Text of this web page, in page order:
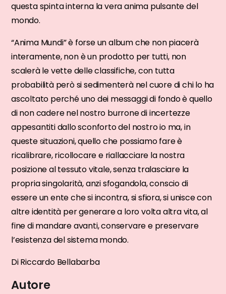
questa spinta interna la vera anima pulsante del
mondo.
“Anima Mundi” è forse un album che non piacerà
interamente, non è un prodotto per tutti, non
scalerà le vette delle classifiche, con tutta
probabilità però si sedimenterà nel cuore di chi lo ha
ascoltato perché uno dei messaggi di fondo è quello
di non cadere nel nostro burrone di incertezze
appesantiti dallo sconforto del nostro io ma, in
queste situazioni, quello che possiamo fare è
ricalibrare, ricollocare e riallacciare la nostra
posizione al tessuto vitale, senza tralasciare la
propria singolarità, anzi sfogandola, conscio di
essere un ente che si incontra, si sfiora, si unisce con
altre identità per generare a loro volta altra vita, al
fine di mandare avanti, conservare e preservare
l’esistenza del sistema mondo.
Di Riccardo Bellabarba
Autore